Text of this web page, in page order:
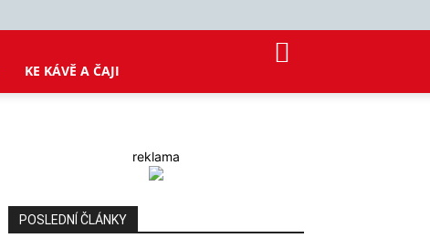
KE KÁVĚ A ČAJI
reklama
POSLEDNÍ ČLÁNKY